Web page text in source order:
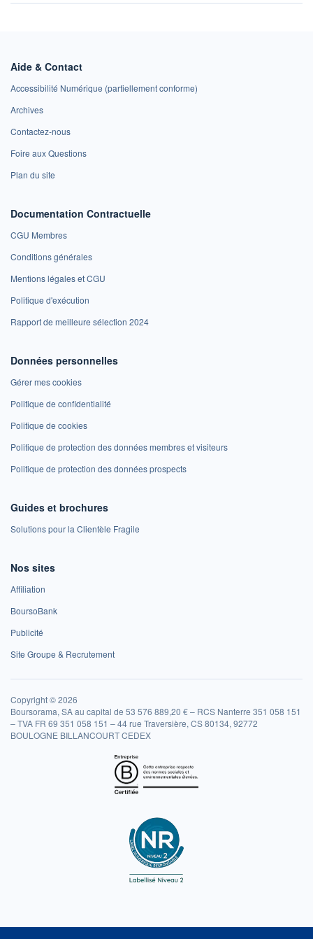
Aide & Contact
Accessibilité Numérique (partiellement conforme)
Archives
Contactez-nous
Foire aux Questions
Plan du site
Documentation Contractuelle
CGU Membres
Conditions générales
Mentions légales et CGU
Politique d'exécution
Rapport de meilleure sélection 2024
Données personnelles
Gérer mes cookies
Politique de confidentialité
Politique de cookies
Politique de protection des données membres et visiteurs
Politique de protection des données prospects
Guides et brochures
Solutions pour la Clientèle Fragile
Nos sites
Affiliation
BoursoBank
Publicité
Site Groupe & Recrutement
Copyright © 2026
Boursorama, SA au capital de 53 576 889,20 € – RCS Nanterre 351 058 151
– TVA FR 69 351 058 151 – 44 rue Traversière, CS 80134, 92772
BOULOGNE BILLANCOURT CEDEX